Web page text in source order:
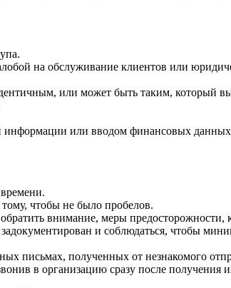
на обслуживание клиентов или
или может быть таким, который
или вводом финансовых
чтобы не было пробелов.
внимание, меры
и соблюдаться, чтобы
письмах, полученных от незнакомого
в организацию сразу после получения